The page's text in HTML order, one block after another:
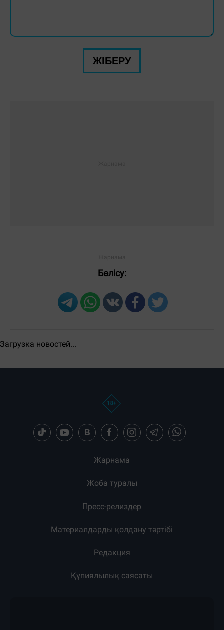
ЖІБЕРУ
Жарнама
Жоба туралы
Пресс-релиздер